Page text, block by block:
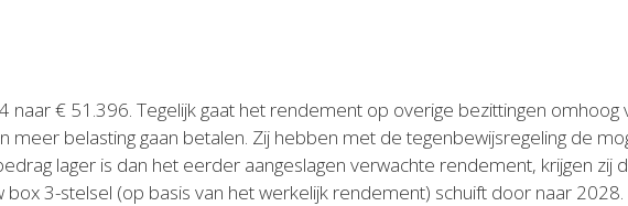
€ 51.396. Tegelijk gaat het rendement op overige bezittingen omhoog
meer belasting gaan betalen. Zij hebben met de tegenbewijsregeling de
lager is dan het eerder aangeslagen verwachte rendement, krijgen zij
3-stelsel (op basis van het werkelijk rendement) schuift door naar 2028.